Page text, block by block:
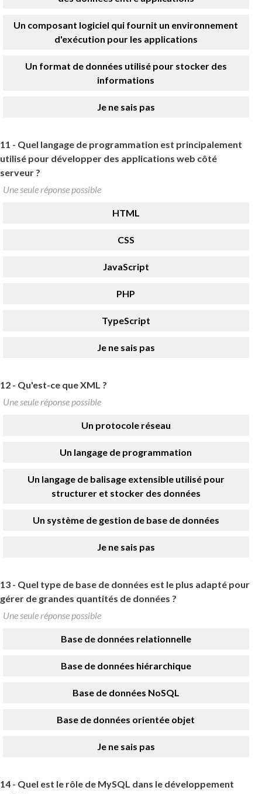
Un composant logiciel qui fournit un environnement
d'exécution pour les applications
Un format de données utilisé pour stocker des
informations
Je ne sais pas
11 - Quel langage de programmation est principalement
utilisé pour développer des applications web côté
serveur ?
Une seule réponse possible
HTML
CSS
JavaScript
PHP
TypeScript
Je ne sais pas
12 - Qu'est-ce que XML ?
Une seule réponse possible
Un protocole réseau
Un langage de programmation
Un langage de balisage extensible utilisé pour
structurer et stocker des données
Un système de gestion de base de données
Je ne sais pas
13 - Quel type de base de données est le plus adapté pour
gérer de grandes quantités de données ?
Une seule réponse possible
Base de données relationnelle
Base de données hiérarchique
Base de données NoSQL
Base de données orientée objet
Je ne sais pas
14 - Quel est le rôle de MySQL dans le développement